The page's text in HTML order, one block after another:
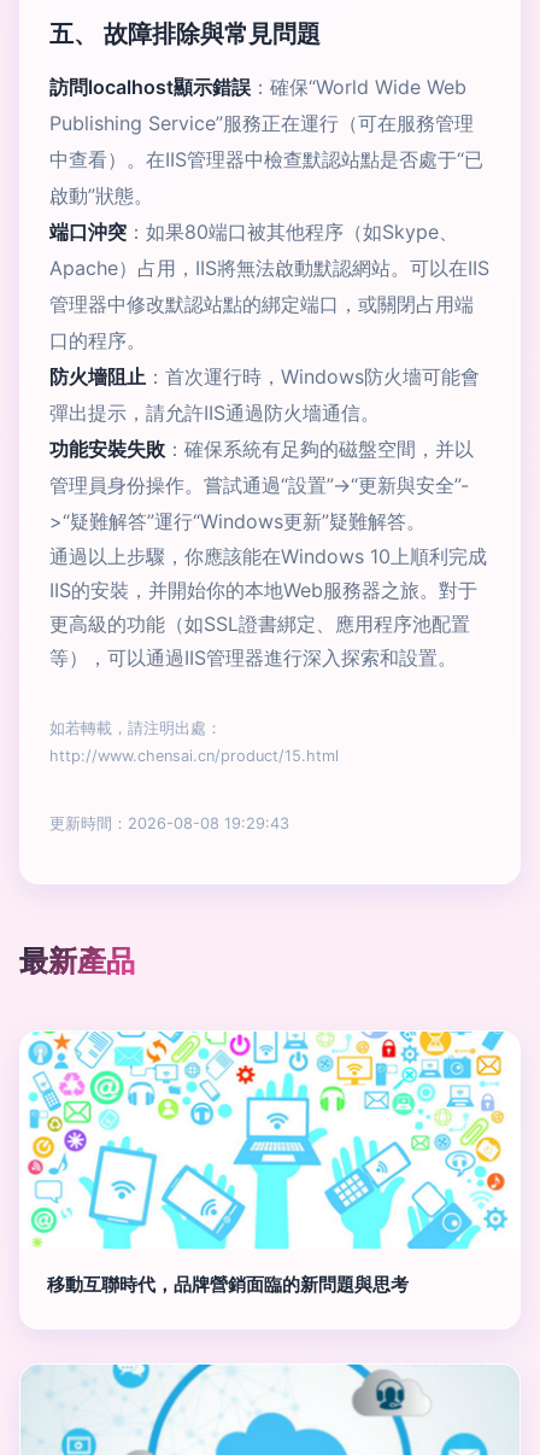
五、 故障排除與常見問題
訪問localhost顯示錯誤 ：確保“World Wide Web
Publishing Service”服務正在運行（可在服務管理
中查看）。在IIS管理器中檢查默認站點是否處于“已
啟動”狀態。
端口沖突 ：如果80端口被其他程序（如Skype、
Apache）占用，IIS將無法啟動默認網站。可以在IIS
管理器中修改默認站點的綁定端口，或關閉占用端
口的程序。
防火墻阻止 ：首次運行時，Windows防火墻可能會
彈出提示，請允許IIS通過防火墻通信。
功能安裝失敗 ：確保系統有足夠的磁盤空間，并以
管理員身份操作。嘗試通過“設置”->“更新與安全”-
>“疑難解答”運行“Windows更新”疑難解答。
通過以上步驟，你應該能在Windows 10上順利完成
IIS的安裝，并開始你的本地Web服務器之旅。對于
更高級的功能（如SSL證書綁定、應用程序池配置
等），可以通過IIS管理器進行深入探索和設置。
如若轉載，請注明出處：
http://www.chensai.cn/product/15.html
更新時間：2026-08-08 19:29:43
最新產品
移動互聯時代，品牌營銷面臨的新問題與思考